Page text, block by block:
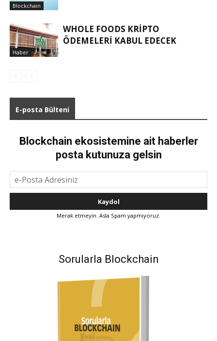
Blockchain
Haber
WHOLE FOODS KRIPTO
ÖDEMELERI KABUL EDECEK
E-posta Bülteni
Blockchain ekosistemine ait haberler
posta kutunuza gelsin
Merak etmeyin. Asla Spam yapmıyoruz.
Sorularla Blockchain